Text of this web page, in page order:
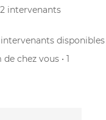
2 intervenants
intervenants disponibles
de chez vous • 1